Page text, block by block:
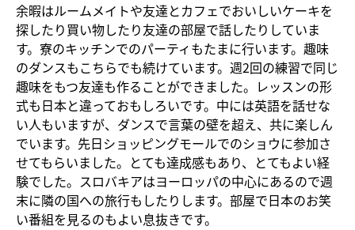
余暇はルームメイトや友達とカフェでおいしいケーキを
探したり買い物したり友達の部屋で話したりしていま
す。寮のキッチンでのパーティもたまに行います。趣味
のダンスもこちらでも続けています。週2回の練習で同じ
趣味をもつ友達も作ることができました。レッスンの形
式も日本と違っておもしろいです。中には英語を話せな
い人もいますが、ダンスで言葉の壁を超え、共に楽しん
でいます。先日ショッピングモールでのショウに参加さ
せてもらいました。とても達成感もあり、とてもよい経
験でした。スロバキアはヨーロッパの中心にあるので週
末に隣の国への旅行もしたりします。部屋で日本のお笑
い番組を見るのもよい息抜きです。